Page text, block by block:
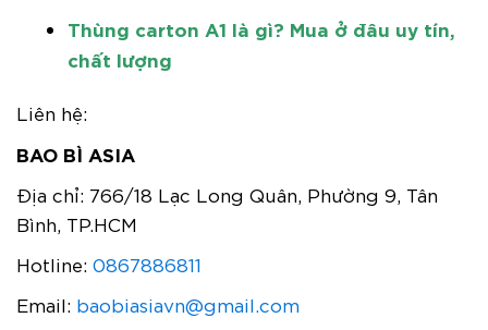
Thùng carton A1 là gì? Mua ở đâu uy tín,
chất lượng
Liên hệ:
BAO BÌ ASIA
Địa chỉ: 766/18 Lạc Long Quân, Phường 9, Tân
Bình, TP.HCM
Hotline: 0867886811
Email: baobiasiavn@gmail.com